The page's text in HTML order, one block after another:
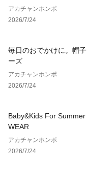
●サイズ＝（約・cm）
M　身幅51.7　着丈
L　身幅53.7　着丈
●対象期間＝産前～産後
アカチャンホンポ
2026/7/24
毎日のおでかけに。帽子
ーズ
アカチャンホンポ
2026/7/24
Baby&Kids For Summer
WEAR
アカチャンホンポ
2026/7/24